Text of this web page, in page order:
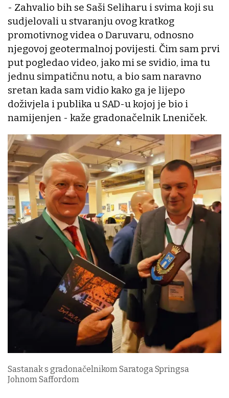
- Zahvalio bih se Saši Seliharu i svima koji su
sudjelovali u stvaranju ovog kratkog
promotivnog videa o Daruvaru, odnosno
njegovoj geotermalnoj povijesti. Čim sam prvi
put pogledao video, jako mi se svidio, ima tu
jednu simpatičnu notu, a bio sam naravno
sretan kada sam vidio kako ga je lijepo
doživjela i publika u SAD-u kojoj je bio i
namijenjen - kaže gradonačelnik Lneniček.
Sastanak s gradonačelnikom Saratoga Springsa
Johnom Saffordom